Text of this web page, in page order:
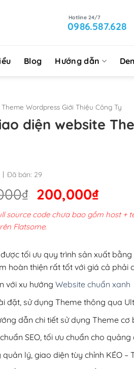
0986.587.628
Blog Hướng dẫn
Theme Wordpress Giới Thiệu Công Ty
diện website
Đã bán: 29
₫ Giá
gốc
là:
200,000₫Giá
hiện
tại
source code chưa bao gồm host +
Flatsome.
tối ưu quy trình sản xuất bằng
hoàn thiện rất tốt với giá cả phải
với xu hướng Website chuẩn xanh
đặt, sử dụng Theme thông qua
dẫn chi tiết sử dụng Theme cơ
SEO, tối ưu chuẩn cho quảng
lý, giao diện tùy chỉnh KÉO –